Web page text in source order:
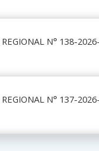
N° 138-
N° 137-